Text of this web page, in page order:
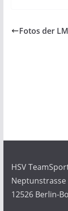
Fotos der
HSV
Neptunstrasse
12526 Berlin-